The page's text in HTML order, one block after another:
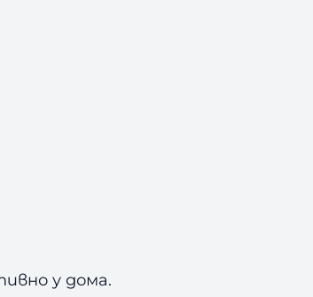
у дома.